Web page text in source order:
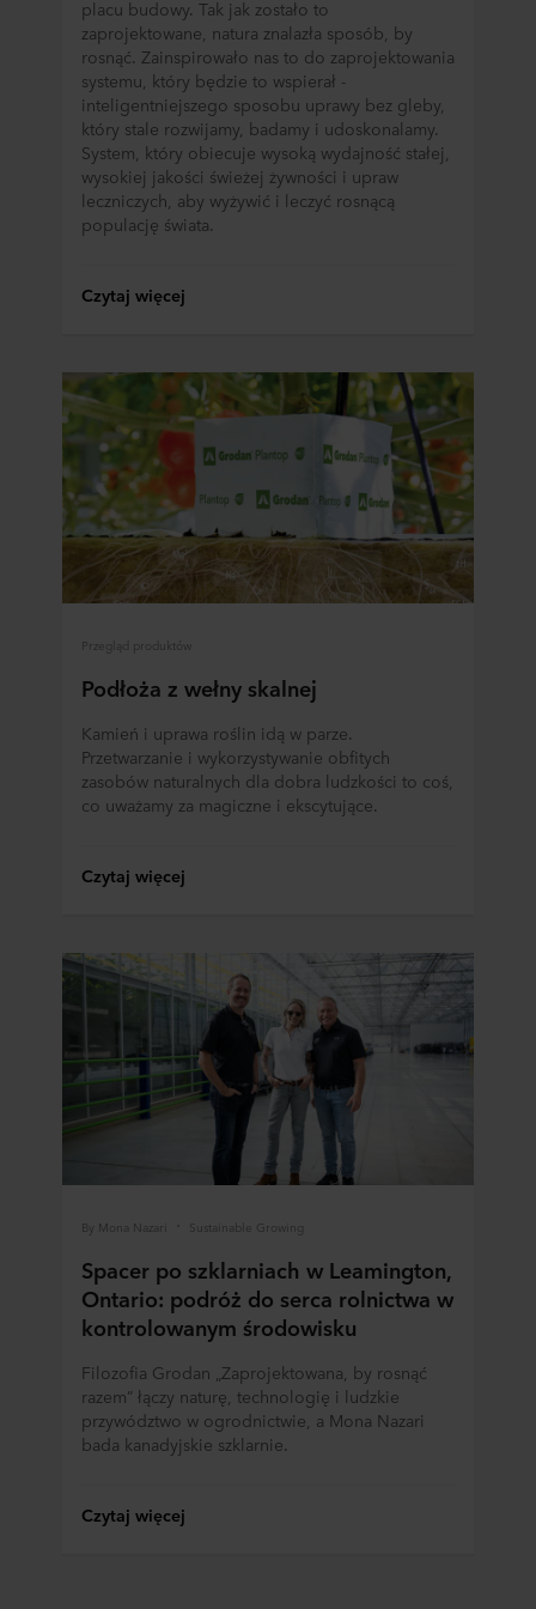
do polityki prywatności naszych potencjalnych partnerów
oraz czas przechowywania każdego pliku cookie na
urządzeniach końcowych. To Ty decydujesz, w jakich
celach nasze witryny internetowe mogą wykorzystywać
pliki cookie, a tym samym przetwarzać informacje o
Tobie za pośrednictwem plików cookie.
W dowolnej chwili możesz wycofać swoją zgodę w
deklaracji dotyczącej plików cookie w naszej witrynie.
Więcej informacji na temat korzystania przez nas z
zaś na temat przetwarzania przez nas danych
administratorem Twoim danych osobowych.
placu budowy. Tak jak zostało to
zaprojektowane, natura znalazła sposób, by
rosnąć. Zainspirowało nas to do zaprojektowania
systemu, który będzie to wspierał -
inteligentniejszego sposobu uprawy bez gleby,
który stale rozwijamy, badamy i udoskonalamy.
System, który obiecuje wysoką wydajność stałej,
wysokiej jakości świeżej żywności i upraw
leczniczych, aby wyżywić i leczyć rosnącą
populację świata.
Czytaj więcej
Przegląd produktów
Podłoża z wełny skalnej
Kamień i uprawa roślin idą w parze.
Przetwarzanie i wykorzystywanie obfitych
zasobów naturalnych dla dobra ludzkości to coś,
co uważamy za magiczne i ekscytujące.
Czytaj więcej
By Mona Nazari Sustainable Growing
Spacer po szklarniach w Leamington,
Ontario: podróż do serca rolnictwa w
kontrolowanym środowisku
Filozofia Grodan „Zaprojektowana, by rosnąć
razem” łączy naturę, technologię i ludzkie
przywództwo w ogrodnictwie, a Mona Nazari
bada kanadyjskie szklarnie.
Czytaj więcej